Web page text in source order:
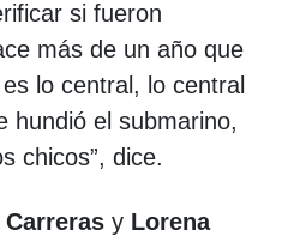
si fueron
más de un año que
lo central, lo central
hundió el submarino,
chicos”, dice.
Carreras y Lorena